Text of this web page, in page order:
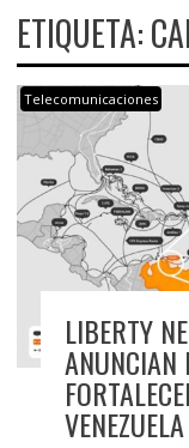
ETIQUETA:
Telecomunicaciones
LIBERTY
ANUNCIAN
VENEZUELA